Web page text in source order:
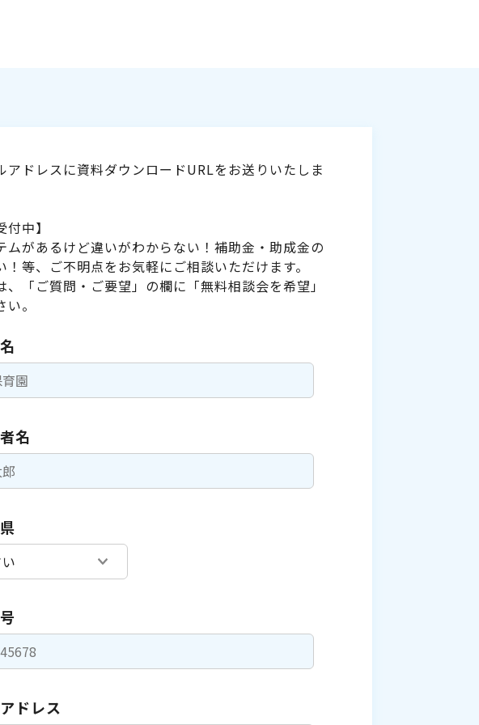
アドレスに資料ダウンロードURLをお送りいたしま
付中】
ムがあるけど違いがわからない！補助金・助成金の
！等、ご不明点をお気軽にご相談いただけます。
「ご質問・ご要望」の欄に「無料相談会を希望」
。
名
ドレス